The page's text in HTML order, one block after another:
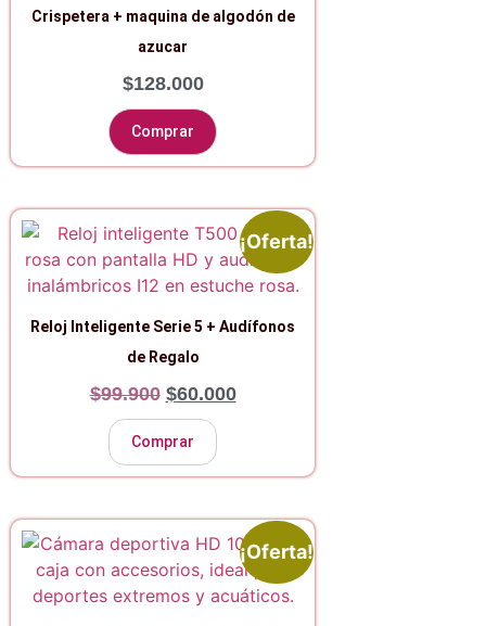
Crispetera + maquina de algodón de
azucar
$128.000
Comprar
¡Oferta!
Reloj Inteligente Serie 5 + Audífonos
de Regalo
$99.900 $60.000
Comprar
¡Oferta!